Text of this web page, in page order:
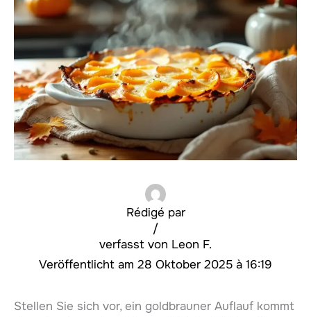
Rédigé par
Leon F.
/
28 Oktober 2025 à 16:19
Stellen Sie sich vor, ein goldbrauner Auflauf kommt